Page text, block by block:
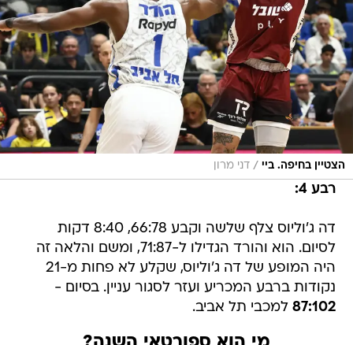
הצטיין בחיפה. ביי / דני מרון
רבע 4:
דה ג'וליוס צלף שלשה וקבע 66:78, 8:40 דקות
לסיום. הוא והורד הגדילו ל-71:87, ומשם והלאה זה
היה המופע של דה ג'וליוס, שקלע לא פחות מ-21
נקודות ברבע המכריע ועזר לסגור עניין. בסיום -
87:102 למכבי תל אביב.